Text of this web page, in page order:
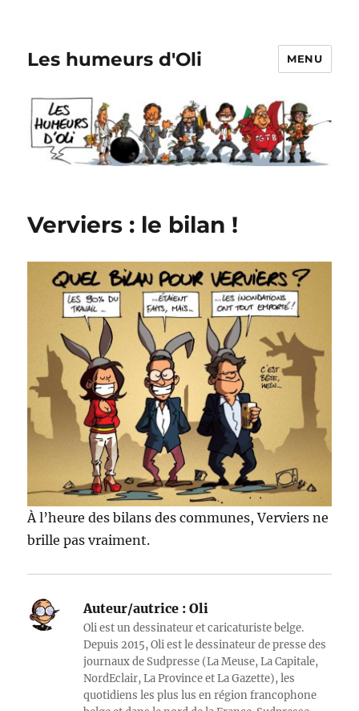
Les humeurs d'Oli MENU
Verviers : le bilan !
À l’heure des bilans des communes, Verviers ne
brille pas vraiment.
Auteur/autrice : Oli
Oli est un dessinateur et caricaturiste belge.
Depuis 2015, Oli est le dessinateur de presse des
journaux de Sudpresse (La Meuse, La Capitale,
NordEclair, La Province et La Gazette), les
quotidiens les plus lus en région francophone